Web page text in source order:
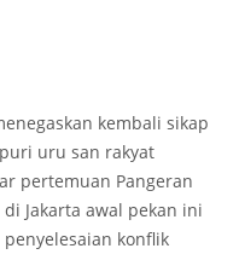
kembali sikap
uru san rakyat
pertemuan Pangeran
Jakarta awal pekan ini
konflik